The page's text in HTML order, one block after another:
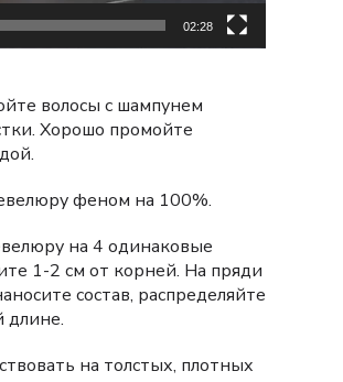
02:28
волосы с шампунем
Хорошо промойте
феном на 100%.
на 4 одинаковые
1-2 см от корней. На пряди
состав, распределяйте
длине.
на толстых, плотных